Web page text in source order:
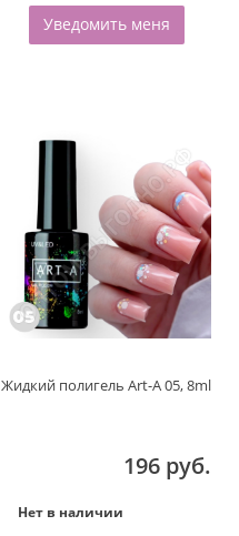
Уведомить меня
Жидкий полигель Art-A 05, 8ml
196 руб.
Нет в наличии